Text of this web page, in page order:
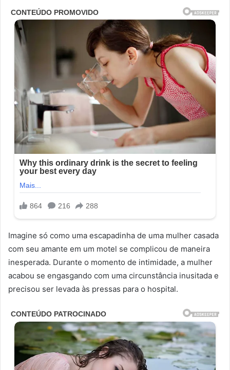
Imagine só como uma escapadinha de uma mulher casada
com seu amante em um motel se complicou de maneira
inesperada. Durante o momento de intimidade, a mulher
acabou se engasgando com uma circunstância inusitada e
precisou ser levada às pressas para o hospital.